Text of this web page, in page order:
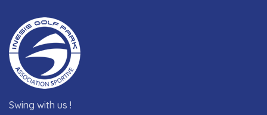
Swing with us !